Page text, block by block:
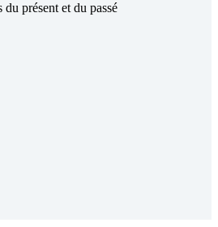
présent et du passé